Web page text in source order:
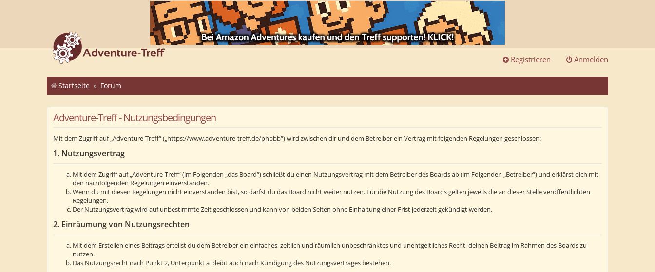
Anmelden
Registrieren
Startseite Forum
Adventure-Treff - Nutzungsbedingungen
Mit dem Zugriff auf „Adventure-Treff“ („https://www.adventure-treff.de/phpbb“) wird zwischen dir und dem Betreiber ein Vertrag mit folgenden Regelungen geschlossen:
1. Nutzungsvertrag
Mit dem Zugriff auf „Adventure-Treff“ (im Folgenden „das Board“) schließt du einen Nutzungsvertrag mit dem Betreiber des Boards ab (im Folgenden „Betreiber“) und erklärst dich mit
den nachfolgenden Regelungen einverstanden.
Wenn du mit diesen Regelungen nicht einverstanden bist, so darfst du das Board nicht weiter nutzen. Für die Nutzung des Boards gelten jeweils die an dieser Stelle veröffentlichten
Regelungen.
Der Nutzungsvertrag wird auf unbestimmte Zeit geschlossen und kann von beiden Seiten ohne Einhaltung einer Frist jederzeit gekündigt werden.
2. Einräumung von Nutzungsrechten
Mit dem Erstellen eines Beitrags erteilst du dem Betreiber ein einfaches, zeitlich und räumlich unbeschränktes und unentgeltliches Recht, deinen Beitrag im Rahmen des Boards zu
nutzen.
Das Nutzungsrecht nach Punkt 2, Unterpunkt a bleibt auch nach Kündigung des Nutzungsvertrages bestehen.